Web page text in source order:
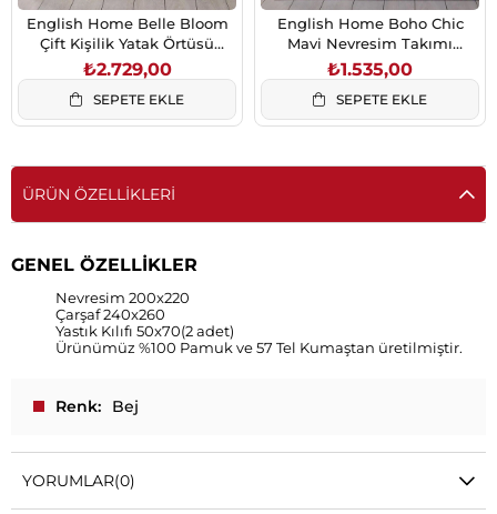
English Home Belle Bloom
Çift Kişilik Yatak Örtüsü
Takımı 200x220 cm Yeşil
₺2.729,00
SEPETE EKLE
English Home Boho Chic
Mavi Nevresim Takımı
200x220 cm Çift Kişilik
₺1.535,00
SEPETE EKLE
ÜRÜN ÖZELLIKLERI
GENEL ÖZELLİKLER
Nevresim 200x220
Çarşaf 240x260
Yastık Kılıfı 50x70(2 adet)
Ürünümüz %100 Pamuk ve 57 Tel Kumaştan üretilmiştir.
Renk Bej
YORUMLAR(0)